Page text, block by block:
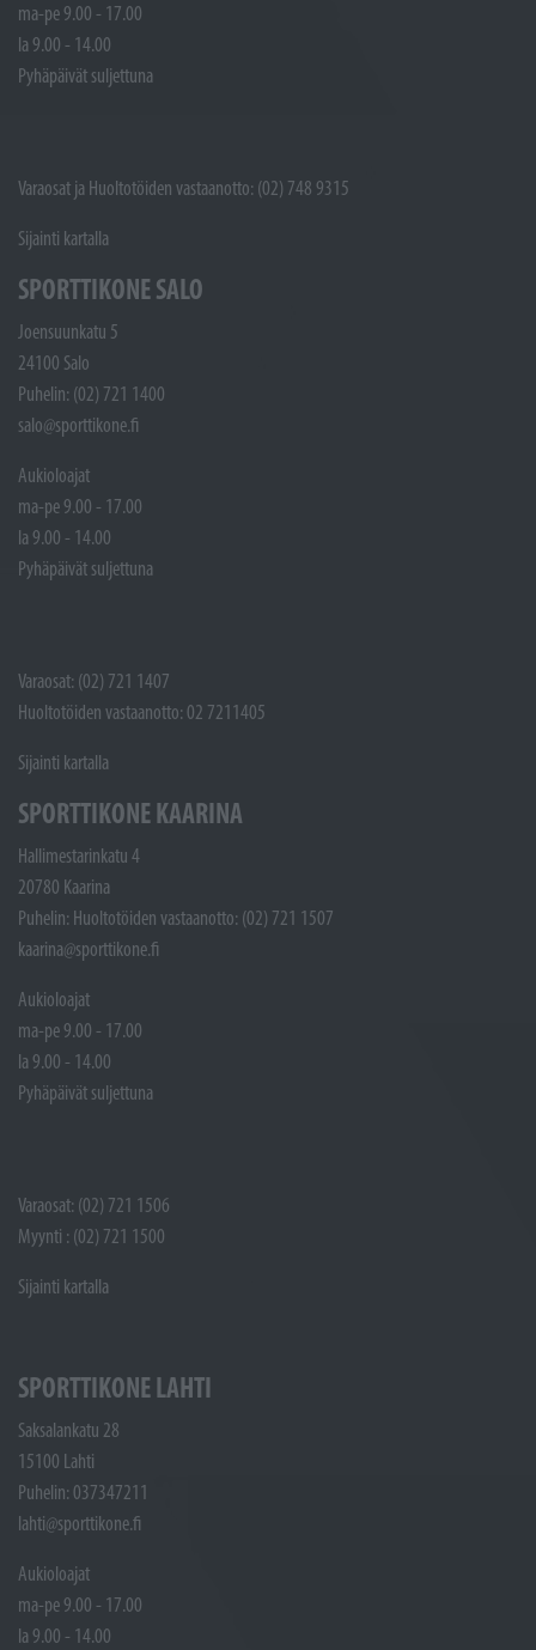
ma-pe 9.00 - 17.00
la 9.00 - 14.00
Pyhäpäivät suljettuna
Varaosat ja Huoltotöiden vastaanotto: (02) 748 9315
Sijainti kartalla
SPORTTIKONE SALO
Joensuunkatu 5
24100 Salo
Puhelin: (02) 721 1400
salo@sporttikone.fi
Aukioloajat
ma-pe 9.00 - 17.00
la 9.00 - 14.00
Pyhäpäivät suljettuna
Varaosat: (02) 721 1407
Huoltotöiden vastaanotto: 02 7211405
Sijainti kartalla
SPORTTIKONE KAARINA
Hallimestarinkatu 4
20780 Kaarina
Puhelin: Huoltotöiden vastaanotto: (02) 721 1507
kaarina@sporttikone.fi
Aukioloajat
ma-pe 9.00 - 17.00
la 9.00 - 14.00
Pyhäpäivät suljettuna
Varaosat: (02) 721 1506
Myynti : (02) 721 1500
Sijainti kartalla
SPORTTIKONE LAHTI
Saksalankatu 28
15100 Lahti
Puhelin: 037347211
lahti@sporttikone.fi
Aukioloajat
ma-pe 9.00 - 17.00
la 9.00 - 14.00